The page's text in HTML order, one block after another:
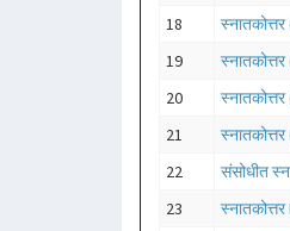
18
19
20
21
22 संसोधीत
23